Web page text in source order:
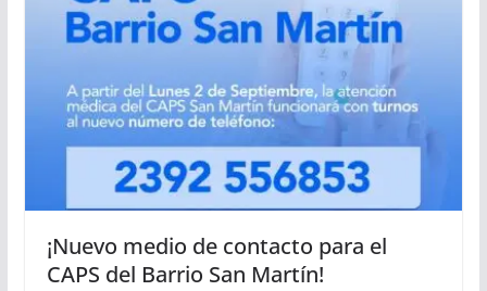
¡Nuevo medio de contacto para el
CAPS del Barrio San Martín!